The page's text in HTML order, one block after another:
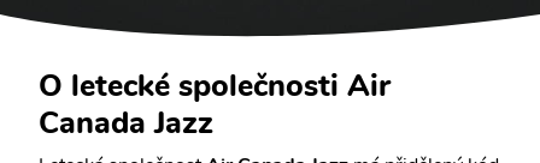
O letecké společnosti Air
Canada Jazz